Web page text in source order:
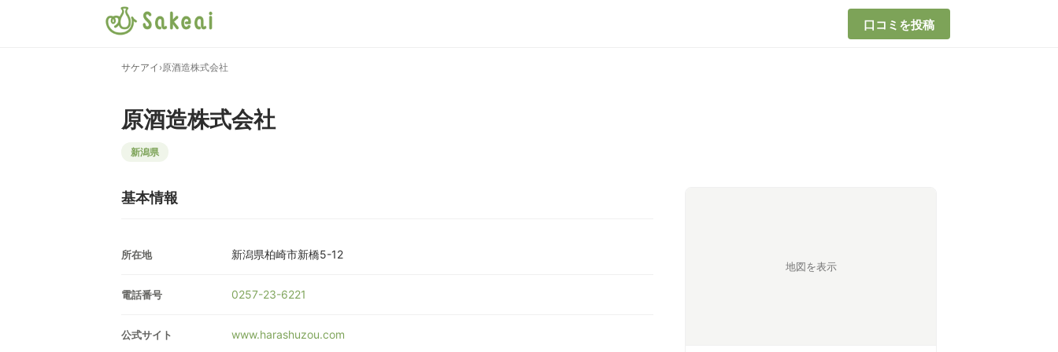
口コミを投稿
サケアイ ›原酒造株式会社
原酒造株式会社
新潟県
基本情報
所在地 新潟県柏崎市新橋5-12
電話番号 0257-23-6221
公式サイト www.harashuzou.com
地図を表示